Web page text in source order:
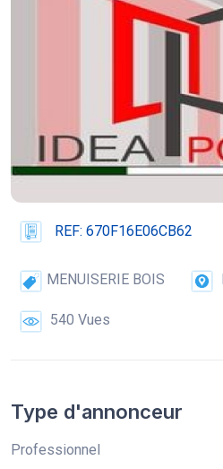
REF: 670F16E06CB62
MENUISERIE BOIS
540 Vues
Type d'annonceur
Professionnel